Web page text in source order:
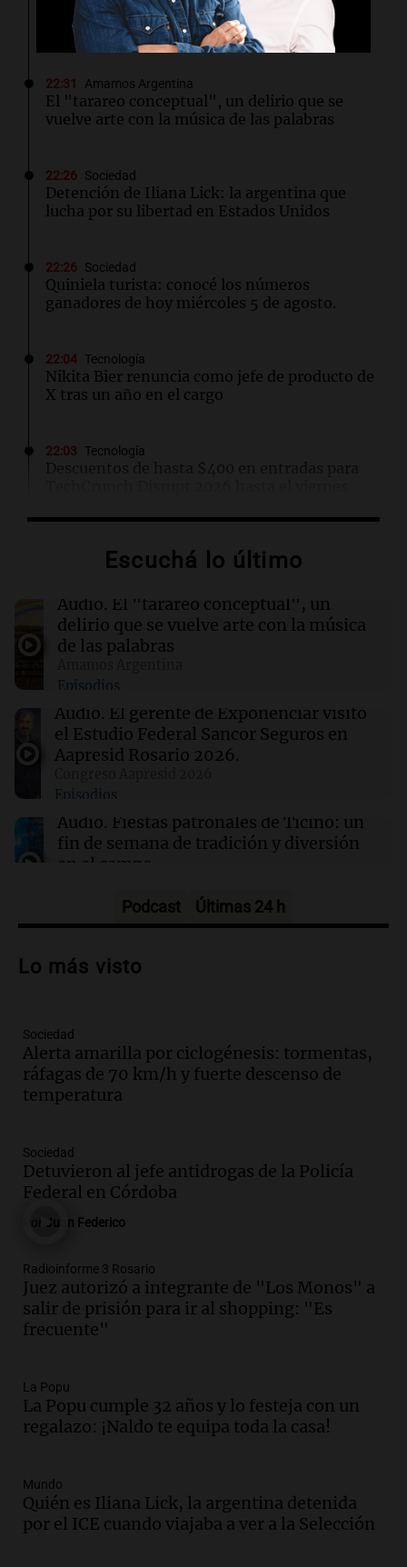
Aapresid en Rosario y una nueva etapa: "Se
empiezan a generar negocios"
22:31 Amamos Argentina
El "tarareo conceptual", un delirio que se
vuelve arte con la música de las palabras
22:26 Sociedad
Detención de Iliana Lick: la argentina que
lucha por su libertad en Estados Unidos
22:26 Sociedad
Quiniela turista: conocé los números
ganadores de hoy miércoles 5 de agosto.
22:04 Tecnología
Nikita Bier renuncia como jefe de producto de
X tras un año en el cargo
22:03 Tecnología
Descuentos de hasta $400 en entradas para
Madres pidieron por la Ley Joaquín en
22:00 Sociedad
Buenos Aires se prepara para un frío extremo:
21:54 Mundo
Líderes indígenas guatemaltecos liberados
tras 15 meses de prisión sin juicio
Escuchá lo último
Audio. El "tarareo conceptual", un
delirio que se vuelve arte con la música
de las palabras
Episodios
Audio. El gerente de Exponenciar visitó
el Estudio Federal Sancor Seguros en
Aapresid Rosario 2026.
Episodios
Audio. Fiestas patronales de Ticino: un
fin de semana de tradición y diversión
en el campo
Audio.Preparativos para la feria en La
de apertura
Audio.
Río Gallegos enfrenta secuelas de
lluvias, senadores manifiestan
oposición a ley de tierras
Panorama Federal
Audio.
centro de esquí Penitentes Park tras
siete años de cierre por falta de nieve
Episodios
Audio.Madres en Rosario piden por la
ley Joaquín.
Viva la Radio Rosario
Episodios
de hacienda: “Las tecnologías no
reemplazan el contacto con la gente”
La Argentina, hoy
Audio.
un pozo de 17 metros en Nueva Córdoba
Panorama Federal
Podcast Últimas 24 h
Lo más visto
Sociedad
Alerta amarilla por ciclogénesis: tormentas,
ráfagas de 70 km/h y fuerte descenso de
temperatura
Sociedad
Detuvieron al jefe antidrogas de la Policía
Federal en Córdoba
Juan Federico
Radioinforme 3 Rosario
Juez autorizó a integrante de "Los Monos" a
salir de prisión para ir al shopping: "Es
frecuente"
La Popu
La Popu cumple 32 años y lo festeja con un
regalazo: ¡Naldo te equipa toda la casa!
Mundo
Quién es Iliana Lick, la argentina detenida
por el ICE cuando viajaba a ver a la Selección